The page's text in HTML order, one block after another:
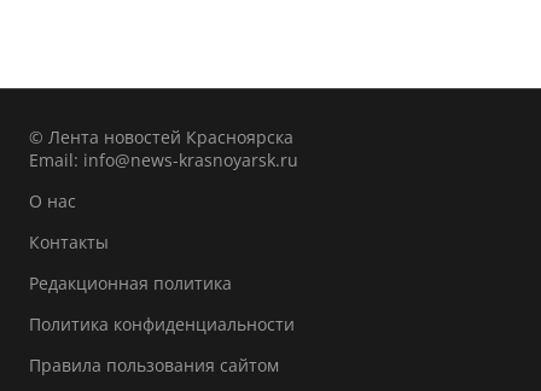
© Лента новостей Красноярска
Email: info@news-krasnoyarsk.ru
О нас
Контакты
Редакционная политика
Политика конфиденциальности
Правила пользования сайтом